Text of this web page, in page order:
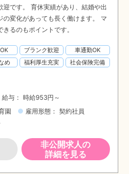
迎です。 育休実績があり、結婚や出
の変化があっても長く働けます。 マ
るのもポイントです。
ブランク歓迎
車通勤OK
め 福利厚生充実
社会保険完備
給与： 時給953円～
園
雇用形態： 契約社員
非公開求人の
詳細を見る